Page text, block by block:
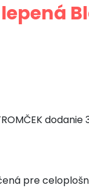
dodanie
pre